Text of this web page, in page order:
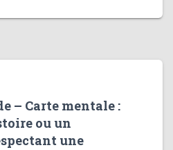
– Carte mentale :
ou un
une